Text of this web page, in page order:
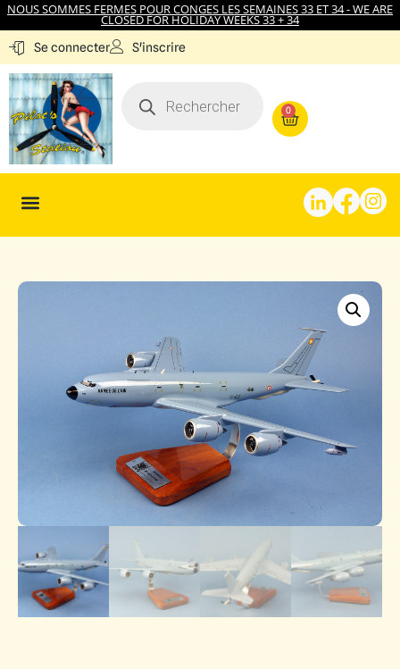
NOUS SOMMES FERMES POUR CONGES LES SEMAINES 33 ET 34 - WE ARE
CLOSED FOR HOLIDAY WEEKS 33 + 34
Se connecter S'inscrire
0